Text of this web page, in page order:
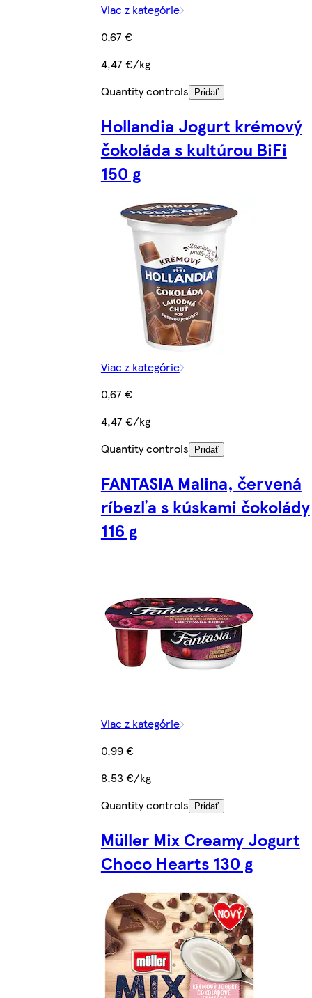
Viac z kategórie
0,67 €
4,47 €/kg
Quantity controls
Pridať
Hollandia Jogurt krémový
čokoláda s kultúrou BiFi
150 g
Viac z kategórie
0,67 €
4,47 €/kg
Quantity controls
Pridať
FANTASIA Malina, červená
ríbezľa s kúskami čokolády
116 g
Viac z kategórie
0,99 €
8,53 €/kg
Quantity controls
Pridať
Müller Mix Creamy Jogurt
Choco Hearts 130 g